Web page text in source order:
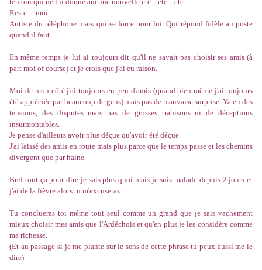
Reste ... moi.
Autiste du téléphone mais qui se force pour lui. Qui répond fidèle au poste
quand il faut.
En même temps je lui ai toujours dit qu'il ne savait pas choisir ses amis (à
part moi of course) et je crois que j'ai eu raison.
Moi de mon côté j'ai toujours eu peu d'amis (quand bien même j'ai toujours
été appréciée par beaucoup de gens) mais pas de mauvaise surprise. Ya eu des
tensions, des disputes mais pas de grosses trahisons ni de déceptions
insurmontables.
Je pense d'ailleurs avoir plus déçue qu'avoir été déçue.
J'ai laissé des amis en route mais plus parce que le temps passe et les chemins
divergent que par haine.
Bref tout ça pour dire je sais plus quoi mais je suis malade depuis 2 jours et
j'ai de la fièvre alors tu m'excuseras.
Tu conclueras toi même tout seul comme un grand que je sais vachement
mieux choisir mes amis que l'Ardéchois et qu'en plus je les considère comme
ma richesse.
(Et au passage si je me plante sur le sens de cette phrase tu peux aussi me le
dire)